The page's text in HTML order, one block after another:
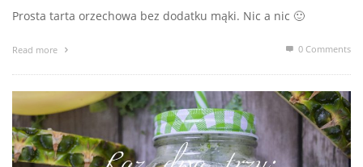
Prosta tarta orzechowa bez dodatku mąki. Nic a nic 🙂
Read more 0 Comments